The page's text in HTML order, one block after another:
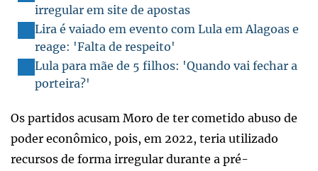
irregular em site de apostas
Lira é vaiado em evento com Lula em Alagoas e
reage: 'Falta de respeito'
Lula para mãe de 5 filhos: 'Quando vai fechar a
porteira?'
Os partidos acusam Moro de ter cometido abuso de
poder econômico, pois, em 2022, teria utilizado
recursos de forma irregular durante a pré-